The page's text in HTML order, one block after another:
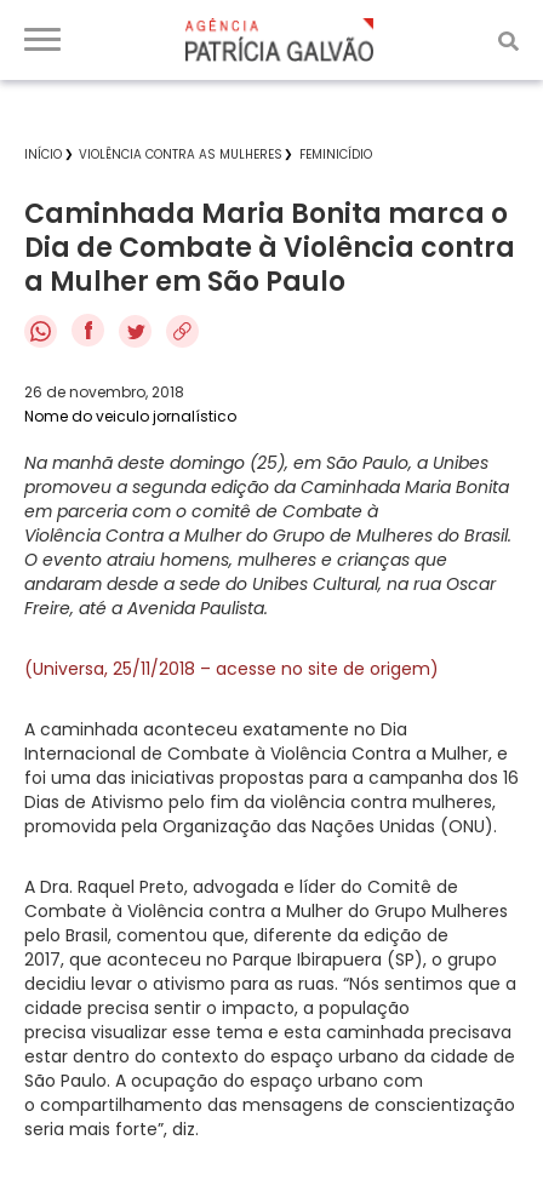
INÍCIO VIOLÊNCIA CONTRA AS MULHERES FEMINICÍDIO
Caminhada Maria Bonita marca o
Dia de Combate à Violência contra
a Mulher em São Paulo
f
26 de novembro, 2018
Nome do veiculo jornalístico
Na manhã deste domingo (25), em São Paulo, a Unibes
promoveu a segunda edição da Caminhada Maria Bonita
em parceria com o comitê de Combate à
Violência Contra a Mulher do Grupo de Mulheres do Brasil.
O evento atraiu homens, mulheres e crianças que
andaram desde a sede do Unibes Cultural, na rua Oscar
Freire, até a Avenida Paulista.
(Universa, 25/11/2018 – acesse no site de origem)
A caminhada aconteceu exatamente no Dia
Internacional de Combate à Violência Contra a Mulher, e
foi uma das iniciativas propostas para a campanha dos 16
Dias de Ativismo pelo fim da violência contra mulheres,
promovida pela Organização das Nações Unidas (ONU).
A Dra. Raquel Preto, advogada e líder do Comitê de
Combate à Violência contra a Mulher do Grupo Mulheres
pelo Brasil, comentou que, diferente da edição de
2017, que aconteceu no Parque Ibirapuera (SP), o grupo
decidiu levar o ativismo para as ruas. “Nós sentimos que a
cidade precisa sentir o impacto, a população
precisa visualizar esse tema e esta caminhada precisava
estar dentro do contexto do espaço urbano da cidade de
São Paulo. A ocupação do espaço urbano com
o compartilhamento das mensagens de conscientização
seria mais forte”, diz.